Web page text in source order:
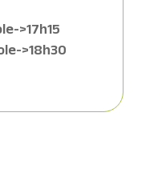
>17h15
>18h30